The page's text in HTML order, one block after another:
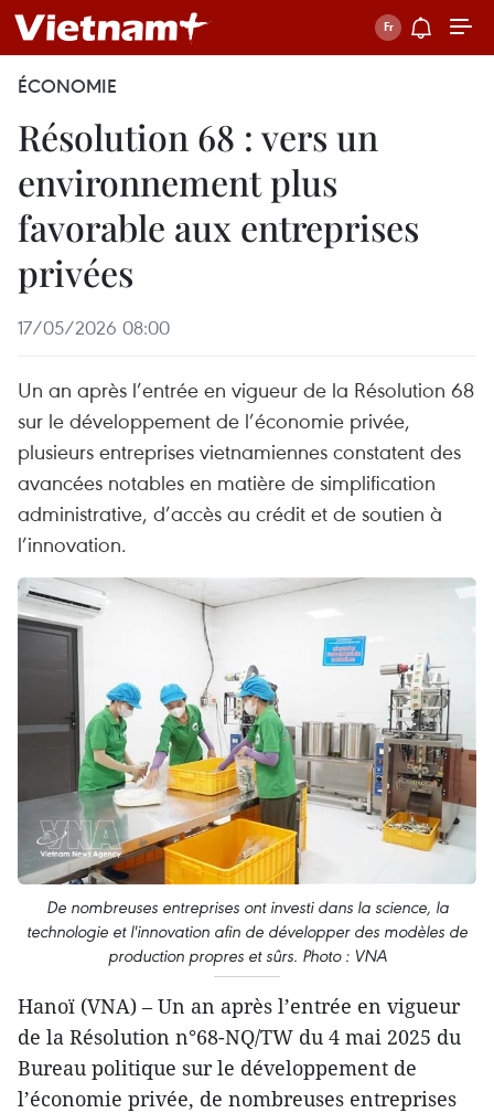
ÉCONOMIE
Résolution 68 : vers un
environnement plus
favorable aux entreprises
privées
17/05/2026 08:00
Un an après l’entrée en vigueur de la Résolution 68
sur le développement de l’économie privée,
plusieurs entreprises vietnamiennes constatent des
avancées notables en matière de simplification
administrative, d’accès au crédit et de soutien à
l’innovation.
De nombreuses entreprises ont investi dans la science, la
technologie et l'innovation afin de développer des modèles de
production propres et sûrs. Photo : VNA
Hanoï (VNA) – Un an après l’entrée en vigueur
de la Résolution n°68-NQ/TW du 4 mai 2025 du
Bureau politique sur le développement de
l’économie privée, de nombreuses entreprises